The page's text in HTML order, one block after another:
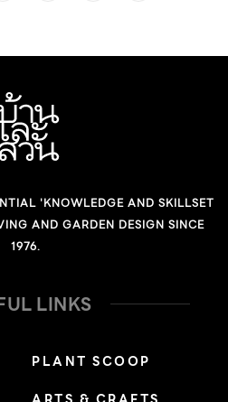
'KNOWLEDGE AND SKILLSET
AND GARDEN DESIGN SINCE
1976.
LINKS
PLANT SCOOP